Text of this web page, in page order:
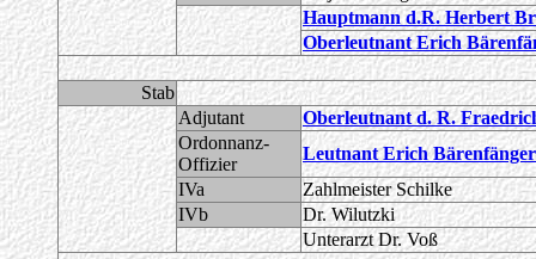
Hauptmann d.R. Herbert
Oberleutnant Erich
Stab
Adjutant
Oberleutnant d. R.
Ordonnanz-
Offizier
Leutnant Erich Bärenfänger
IVa
Zahlmeister Schilke
IVb
Dr. Wilutzki
Unterarzt Dr. Voß